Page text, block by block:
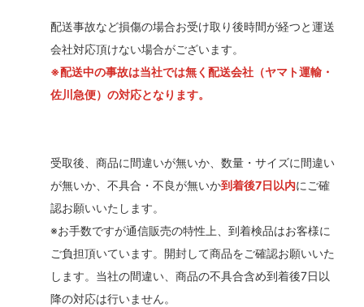
配送事故など損傷の場合お受け取り後時間が経つと運送
会社対応頂けない場合がございます。
※配送中の事故は当社では無く配送会社（ヤマト運輸・
佐川急便）の対応となります。
受取後、商品に間違いが無いか、数量・サイズに間違い
が無いか、不具合・不良が無いか到着後7日以内にご確
認お願いいたします。
※お手数ですが通信販売の特性上、到着検品はお客様に
ご負担頂いています。開封して商品をご確認お願いいた
します。当社の間違い、商品の不具合含め到着後7日以
降の対応は行いません。